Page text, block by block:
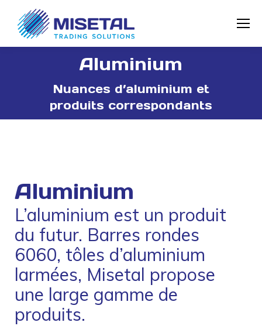
Aluminium
Nuances d’aluminium et
produits correspondants
Vous êtes ici :
Aluminium
L’aluminium est un produit
du futur. Barres rondes
6060, tôles d’aluminium
larmées, Misetal propose
une large gamme de
produits.